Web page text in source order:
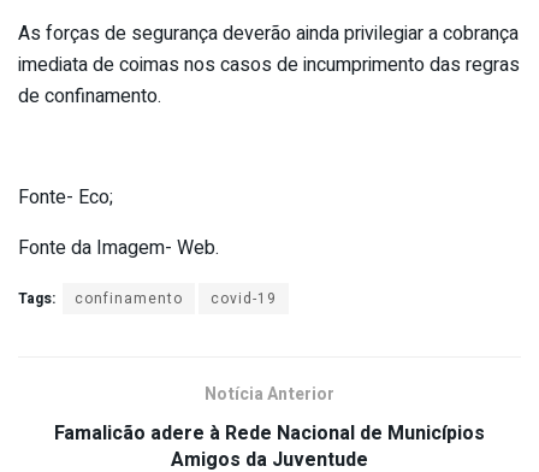
As forças de segurança deverão ainda privilegiar a cobrança
imediata de coimas nos casos de incumprimento das regras
de confinamento.
Fonte- Eco;
Fonte da Imagem- Web.
Tags: confinamento covid-19
Notícia Anterior
Famalicão adere à Rede Nacional de Municípios
Amigos da Juventude